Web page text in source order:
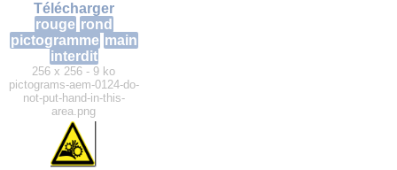
Télécharger
rouge rond
pictogramme main
interdit
256 x 256 - 9 ko
pictograms-aem-0124-do-
not-put-hand-in-this-
area.png